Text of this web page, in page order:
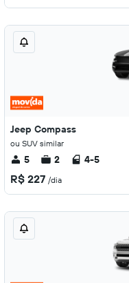
Jeep Compass
ou SUV similar
5 2 4-5
R$ 227 /dia